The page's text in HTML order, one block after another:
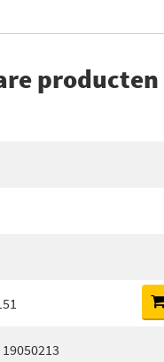
producten